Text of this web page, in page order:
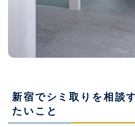
新宿でシミ取りを相談
たいこと